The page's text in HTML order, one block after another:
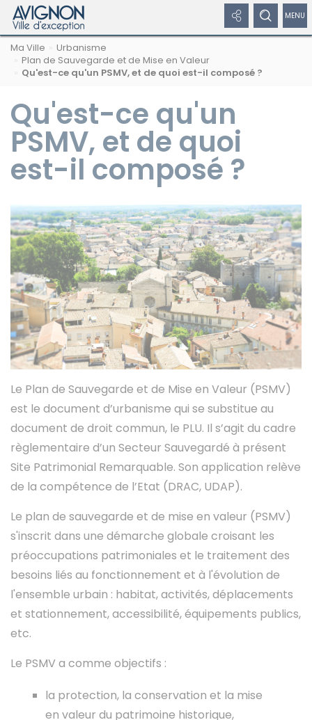
Afficher
Rechercher
sur
avignon.fr
Afficher
liens
Nous
suivre
réseaux
sociaux
Masquer
les
liens
Facebook
Twitter
Instagram
Navigation
parMa Ville
Urbanisme
Plan de Sauvegarde et de Mise en Valeur
Qu'est-ce qu'un PSMV, et de quoi est-il composé ?
Qu'est-ce qu'un
PSMV, et de quoi
est-il composé ?
Le Plan de Sauvegarde et de Mise en Valeur (PSMV)
est le document d’urbanisme qui se substitue au
document de droit commun, le PLU. Il s’agit du cadre
règlementaire d’un Secteur Sauvegardé à présent
Site Patrimonial Remarquable. Son application relève
de la compétence de l’Etat (DRAC, UDAP).
Le plan de sauvegarde et de mise en valeur (PSMV)
s'inscrit dans une démarche globale croisant les
préoccupations patrimoniales et le traitement des
besoins liés au fonctionnement et à l'évolution de
l'ensemble urbain : habitat, activités, déplacements
et stationnement, accessibilité, équipements publics,
etc.
Le PSMV a comme objectifs :
la protection, la conservation et la mise
en valeur du patrimoine historique,
Panneau de gestion des cookies